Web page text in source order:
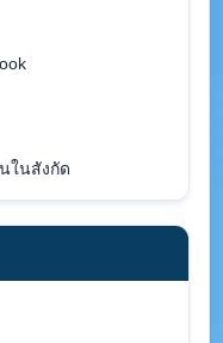
ในสังกัด